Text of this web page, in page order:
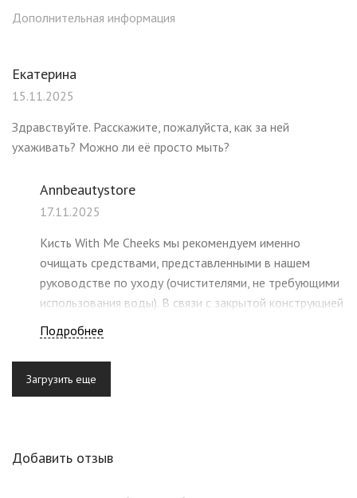
Дополнительная информация
Екатерина
15.11.2025
Здравствуйте. Расскажите, пожалуйста, как за ней
ухаживать? Можно ли её просто мыть?
Annbeautystore
17.11.2025
Кисть With Me Cheeks мы рекомендуем именно
очищать средствами, представленными в нашем
руководстве по уходу (очистителями, не требующими
использования воды). В связи с закрытой конструкцией
хранения кисти необходимо мыть ее не слишком
часто, а после мытья дожидаться окончательного
просушивания. Также обращаем внимание, что кисть
необходимо сушить в полностью выкрученном виде
горизонтально, чтобы весь ворс хорошо просушивался.
также найдете информацию по хранению кистей.
Подробнее
Загрузить еще
Добавить отзыв